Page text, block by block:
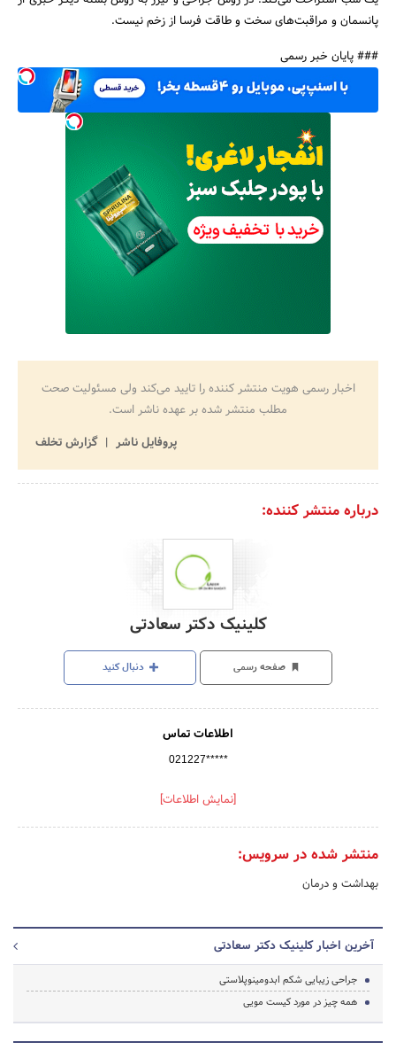
پانسمان و مراقبت‌های سخت و طاقت فرسا از زخم نیست.
### پایان خبر رسمی
اخبار رسمی هویت منتشر کننده را تایید می‌کند ولی مسئولیت صحت
مطلب منتشر شده بر عهده ناشر است.
پروفایل ناشر
گزارش تخلف
درباره منتشر کننده:
کلینیک دکتر سعادتی
صفحه رسمی دنبال کنید
اطلاعات تماس
021227*****
[نمایش اطلاعات]
منتشر شده در سرویس:
بهداشت و درمان
آخرین اخبار کلینیک دکتر سعادتی
جراحی زیبایی شکم ابدومینوپلاستی
همه چیز در مورد کیست مویی